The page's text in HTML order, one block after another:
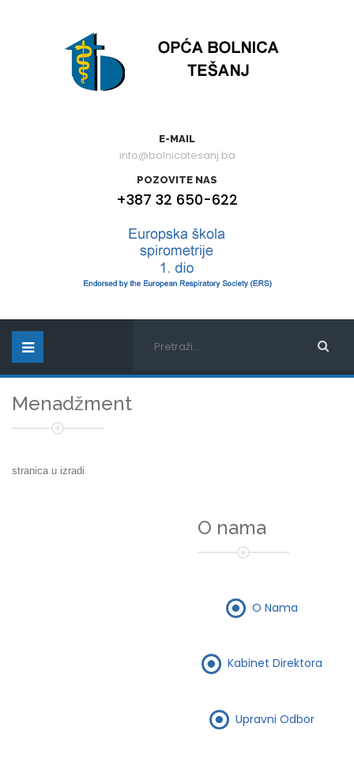
E-MAIL
info@bolnicatesanj.ba
POZOVITE NAS
+387 32 650-622
Menadžment
stranica u izradi
O nama
O Nama
Kabinet Direktora
Upravni Odbor